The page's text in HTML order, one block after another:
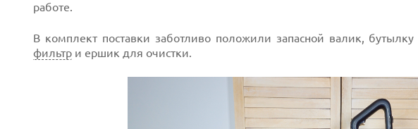
работе.
В комплект поставки заботливо положили запасной валик,
фильтр и ершик для очистки.
Next